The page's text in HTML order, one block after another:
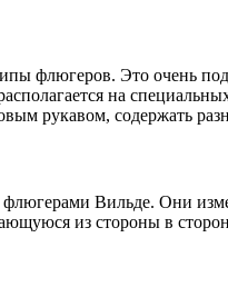
флюгеров. Это очень
на
рукавом, содержать
Вильде. Они
из стороны в